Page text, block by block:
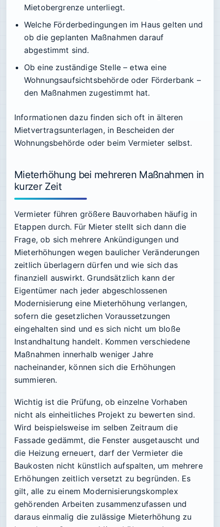
Mietobergrenze unterliegt.
Welche Förderbedingungen im Haus gelten und
ob die geplanten Maßnahmen darauf
abgestimmt sind.
Ob eine zuständige Stelle – etwa eine
Wohnungsaufsichtsbehörde oder Förderbank –
den Maßnahmen zugestimmt hat.
Informationen dazu finden sich oft in älteren
Mietvertragsunterlagen, in Bescheiden der
Wohnungsbehörde oder beim Vermieter selbst.
Mieterhöhung bei mehreren Maßnahmen in
kurzer Zeit
Vermieter führen größere Bauvorhaben häufig in
Etappen durch. Für Mieter stellt sich dann die
Frage, ob sich mehrere Ankündigungen und
Mieterhöhungen wegen baulicher Veränderungen
zeitlich überlagern dürfen und wie sich das
finanziell auswirkt. Grundsätzlich kann der
Eigentümer nach jeder abgeschlossenen
Modernisierung eine Mieterhöhung verlangen,
sofern die gesetzlichen Voraussetzungen
eingehalten sind und es sich nicht um bloße
Instandhaltung handelt. Kommen verschiedene
Maßnahmen innerhalb weniger Jahre
nacheinander, können sich die Erhöhungen
summieren.
Wichtig ist die Prüfung, ob einzelne Vorhaben
nicht als einheitliches Projekt zu bewerten sind.
Wird beispielsweise im selben Zeitraum die
Fassade gedämmt, die Fenster ausgetauscht und
die Heizung erneuert, darf der Vermieter die
Baukosten nicht künstlich aufspalten, um mehrere
Erhöhungen zeitlich versetzt zu begründen. Es
gilt, alle zu einem Modernisierungskomplex
gehörenden Arbeiten zusammenzufassen und
daraus einmalig die zulässige Mieterhöhung zu